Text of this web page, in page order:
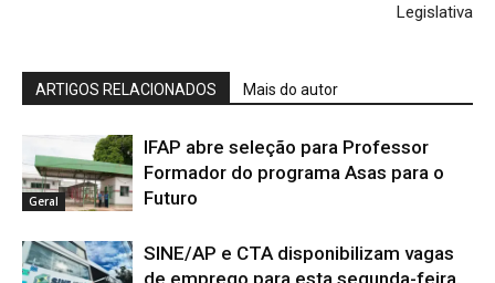
Legislativa
ARTIGOS RELACIONADOS Mais do autor
Geral
IFAP abre seleção para Professor
Formador do programa Asas para o
Futuro
SINE/AP e CTA disponibilizam vagas
de emprego para esta segunda-feira,